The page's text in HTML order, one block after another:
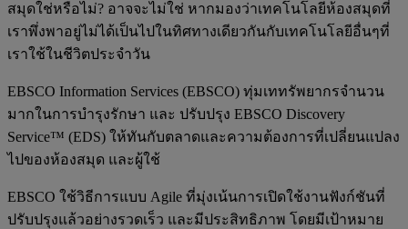
สมุดใช่หรือไม่? อาจจะไม่ใช่ หากมองว่าเทคโนโลยีห้องสมุดที่
เราพึ่งพาอยู่ไม่ได้เป็นไปในทิศทางเดียวกันกับเทคโนโลยีอื่นๆที่
เราใช้ในชีวิตประจำวัน
EBSCO Information Services (EBSCO) ทุ่มเททรัพยากรจำนวน
มากในการบำรุงรักษา และ ปรับปรุง EBSCO Discovery
Service™ (EDS) ให้ทันกับตลาดและความต้องการที่เปลี่ยนแปลง
ไปของห้องสมุด และผู้ใช้
EBSCO ใช้วิธีการแบบ Agile ที่มุ่งเน้นการเปิดใช้งานฟังก์ชันที่
ปรับปรุงแล้วอย่างรวดเร็ว และมีประสิทธิภาพ โดยมีเป้าหมาย